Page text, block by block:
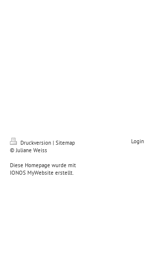
Druckversion | Sitemap
© Juliane Weiss
Diese Homepage wurde mit
IONOS MyWebsite erstellt.
Login